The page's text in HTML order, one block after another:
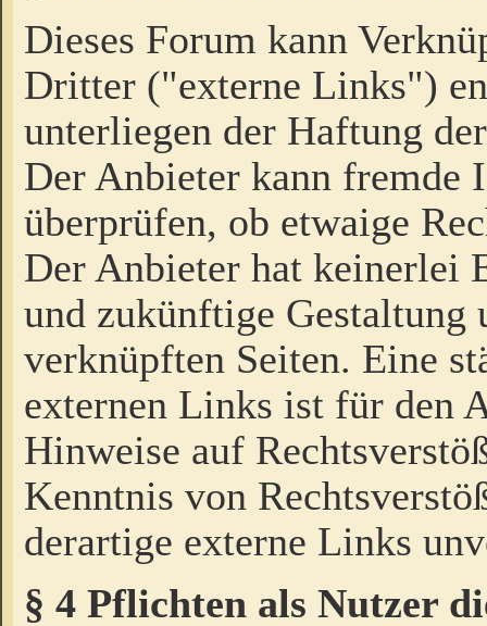
Dieses Forum kann
Dritter ("externe Links")
unterliegen der Haftung
Der Anbieter kann fremde
überprüfen, ob etwaige
Der Anbieter hat keinerlei
und zukünftige Gestaltung
verknüpften Seiten. Eine
externen Links ist für den
Hinweise auf
Kenntnis von
derartige externe Links
§ 4 Pflichten als Nutzer